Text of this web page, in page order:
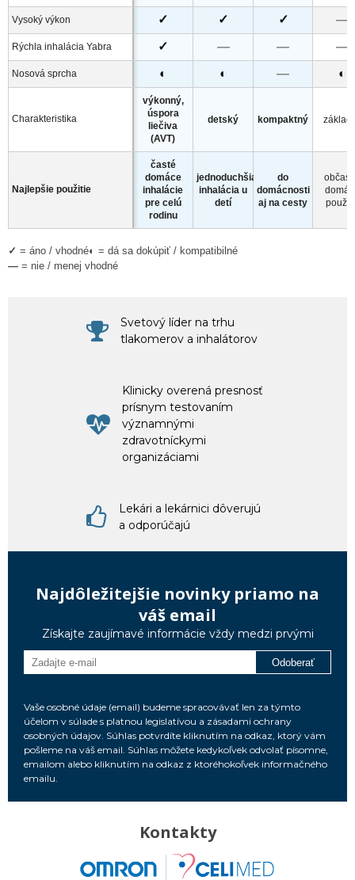
Vysoký výkon ✓ ✓ ✓ —
Rýchla inhalácia Yabra ✓ — — —
Nosová sprcha ◐ ◐ — ◐
Charakteristika
výkonný,
úspora
liečiva
(AVT)
detský kompaktný
Najlepšie použitie
časté
domáce
inhalácie
pre celú
rodinu
jednoduchšia
inhalácia u
detí
do
domácnosti
aj na cesty
✓ = áno / vhodné◐ = dá sa dokúpiť / kompatibilné
— = nie / menej vhodné
Svetový líder na trhu
tlakomerov a inhalátorov
Klinicky overená presnosť
prísnym testovaním
významnými
zdravotníckymi
organizáciami
Lekári a lekárnici dôverujú
a odporúčajú
Najdôležitejšie novinky priamo na
váš email
Získajte zaujímavé informácie vždy medzi prvými
Odoberať
Vaše osobné údaje (email) budeme spracovávať len za týmto
účelom v súlade s platnou legislatívou a zásadami ochrany
osobných údajov. Súhlas potvrdíte kliknutím na odkaz, ktorý vám
pošleme na váš email. Súhlas môžete kedykoľvek odvolať písomne,
emailom alebo kliknutím na odkaz z ktoréhokoľvek informačného
emailu.
Kontakty